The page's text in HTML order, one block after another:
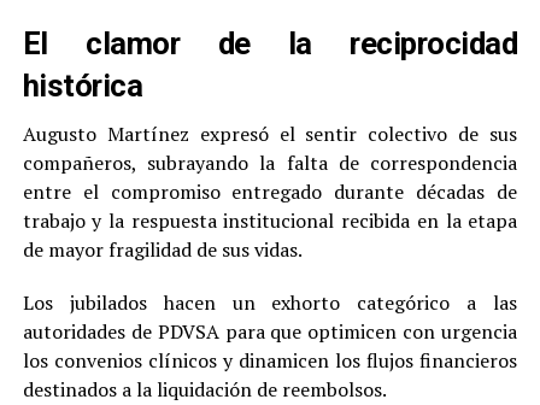
El clamor de la reciprocidad
histórica
Augusto Martínez expresó el sentir colectivo de sus
compañeros, subrayando la falta de correspondencia
entre el compromiso entregado durante décadas de
trabajo y la respuesta institucional recibida en la etapa
de mayor fragilidad de sus vidas.
Los jubilados hacen un exhorto categórico a las
autoridades de PDVSA para que optimicen con urgencia
los convenios clínicos y dinamicen los flujos financieros
destinados a la liquidación de reembolsos.